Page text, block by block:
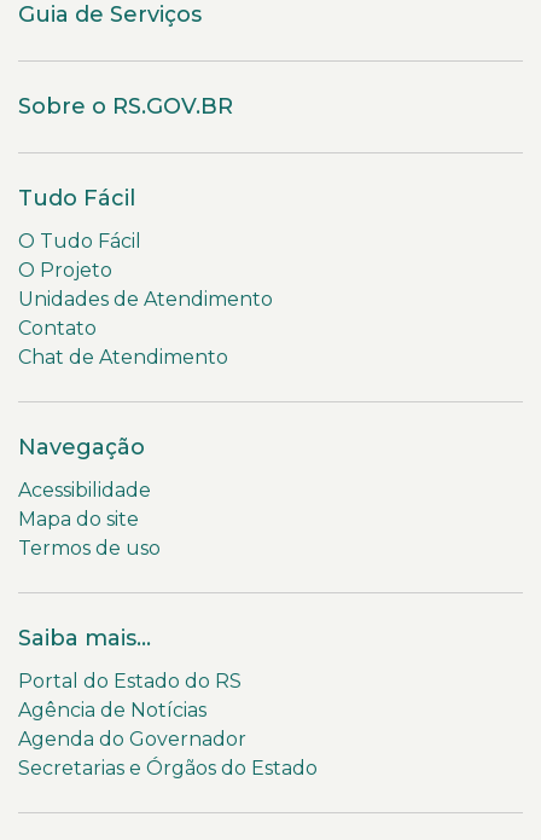
Guia de Serviços
Sobre o RS.GOV.BR
Tudo Fácil
O Tudo Fácil
O Projeto
Unidades de Atendimento
Contato
Chat de Atendimento
Navegação
Acessibilidade
Mapa do site
Termos de uso
Saiba mais...
Portal do Estado do RS
Agência de Notícias
Agenda do Governador
Secretarias e Órgãos do Estado